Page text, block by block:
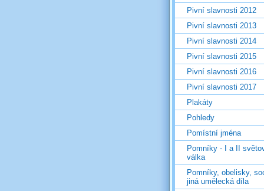
Pivní slavnosti 2012
Pivní slavnosti 2013
Pivní slavnosti 2014
Pivní slavnosti 2015
Pivní slavnosti 2016
Pivní slavnosti 2017
Plakáty
Pohledy
Pomístní jména
Pomníky - I a II
válka
Pomníky, obelisky,
jiná umělecká díla